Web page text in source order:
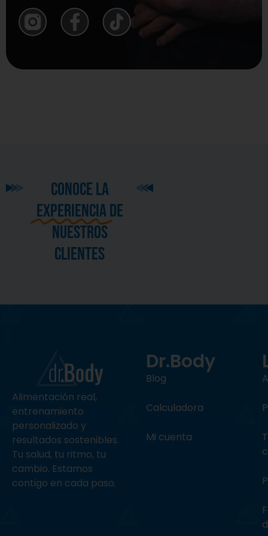
CONOCE LA
EXPERIENCIADE
NUESTROS
CLIENTES
Alimentación real,
entrenamiento
personalizado y
resultados sostenibles.
Tu salud, tu ritmo, tu
cambio. Estamos
contigo en cada paso.
Dr.Body
Blog
Calculadora
Mi cuenta